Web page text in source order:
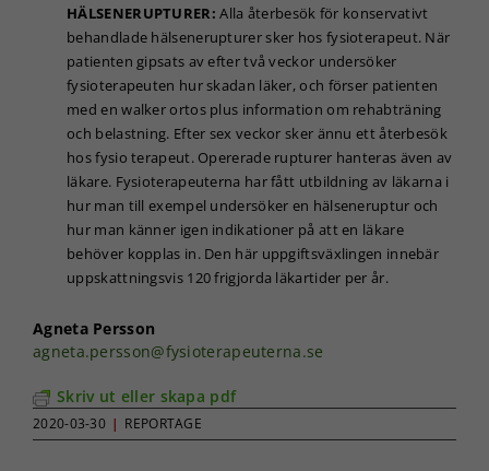
HÄLSENERUPTURER: Alla återbesök för konservativt
behandlade hälsenerupturer sker hos fysioterapeut. När
patienten gipsats av efter två veckor undersöker
fysioterapeuten hur skadan läker, och förser patienten
med en walker ortos plus information om rehabträning
och belastning. Efter sex veckor sker ännu ett återbesök
hos fysio terapeut. Opererade rupturer hanteras även av
läkare. Fysioterapeuterna har fått utbildning av läkarna i
hur man till exempel undersöker en hälseneruptur och
hur man känner igen indikationer på att en läkare
behöver kopplas in. Den här uppgiftsväxlingen innebär
uppskattningsvis 120 frigjorda läkartider per år.
Agneta Persson
agneta.persson@fysioterapeuterna.se
Skriv ut eller skapa pdf
2020-03-30 | REPORTAGE
personligt
anpassat innehåll
och erbjudanden.